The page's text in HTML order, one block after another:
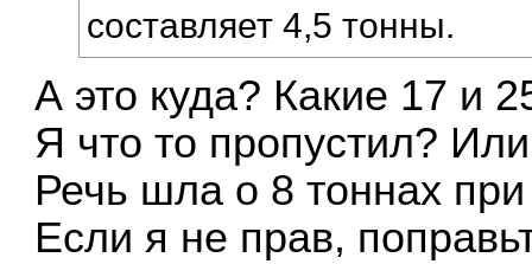
составляет 4,5 тонны.
А это куда? Какие 17 и
Я что то пропустил?
Речь шла о 8 тоннах
Если я не прав,